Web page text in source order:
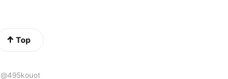
Top
@495kouot